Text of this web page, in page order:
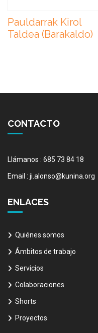
Pauldarrak Kirol
Taldea (Barakaldo)
CONTACTO
Llámanos : 685 73 84 18
Email : ji.alonso@kunina.org
ENLACES
Quiénes somos
Ámbitos de trabajo
Servicios
Colaboraciones
Shorts
Proyectos